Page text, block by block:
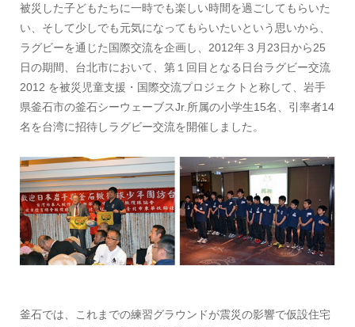
被災した子どもたちに一時でも楽しい時間を過ごしてもらいた
い、そして少しでも元気になってもらいたいという思いから、
ラグビーを通じた国際交流を企画し、2012年３月23日から25
日の期間、台北市において、第１回目となる日台ラグビー交流
2012 を被災児童支援・国際交流プロジェクトと称して、岩手
県釜石市の釜石シーウェーブスJr.所属の小学生15名、引率者14
名を台湾に招待しラグビー交流を開催しました。
釜石では、これまでの練習グラウンドが震災の影響で仮設住宅